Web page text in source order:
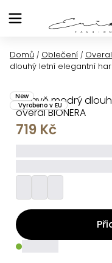
na
Domů / Oblečení /
dlouhý letní elegantní
Tmavě modrý
overal BIONERA
New
Vyrobeno v EU
719 Kč